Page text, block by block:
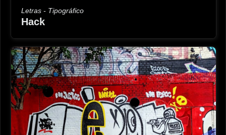
Letras - Tipográfico
Hack